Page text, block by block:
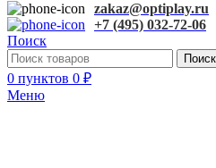
zakaz@optiplay.ru
+7 (495) 032-72-06
Поиск
Поиск
0 пунктов 0 ₽
Меню